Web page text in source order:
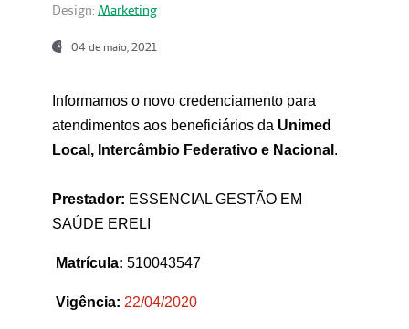
Design: Marketing
04 de maio, 2021
Informamos o novo credenciamento para
atendimentos aos beneficiários da Unimed
Local, Intercâmbio Federativo e Nacional .
Prestador: ESSENCIAL GESTÃO EM
SAÚDE ERELI
Matrícula: 510043547
Vigência: 22/04/2020